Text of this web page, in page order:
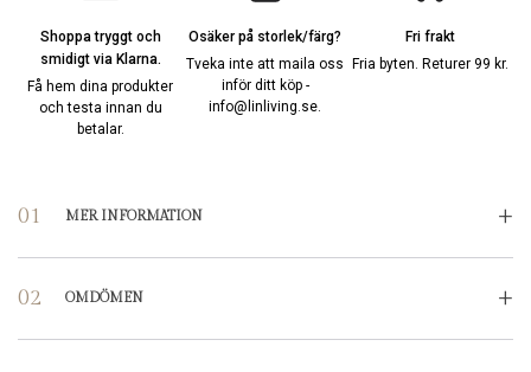
Shoppa tryggt och
smidigt via Klarna.
Få hem dina produkter
och testa innan du
betalar.
Osäker på storlek/färg?
Tveka inte att maila oss
inför ditt köp -
info@linliving.se.
Fri frakt
Fria byten. Returer 99 kr.
MER INFORMATION
Volym:
OMDÖMEN